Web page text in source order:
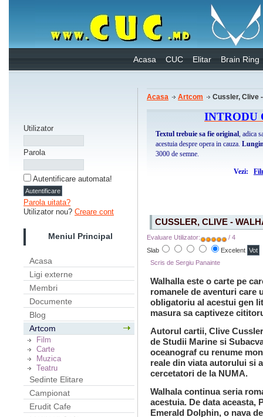
Acasa CUC Elitar Brain Ring
Utilizator
Parola
Autentificare automata!
Parola uitata?
Utilizator nou? Creare cont
Meniul Principal
Acasa
Ligi externe
Membri
Documente
Blog
Artcom
Film
Carte
Muzica
Teatru
Sedinte Elitare
Campionat
Erudit Cafe
Acasa Artcom Cussler, Clive
INTRODU
Textul trebuie sa fie original, adica
acestuia despre opera in cauza.
3000 de semne.
Vezi:
CUSSLER, CLIVE -
Evaluare Utilizator:
/ 4
Slab
Excelent
Scris de Sergiu Panainte
Walhalla este o carte pe
romanele de aventuri care
obligatoriu al acestui gen
masura sa captiveze
Autorul cartii, Clive
de Studii Marine si
oceanograf cu renume
reale din viata autorului si
cercetatori de la NUMA.
Walhala continua seria
acestuia. De data aceasta,
Emerald Dolphin, o nava